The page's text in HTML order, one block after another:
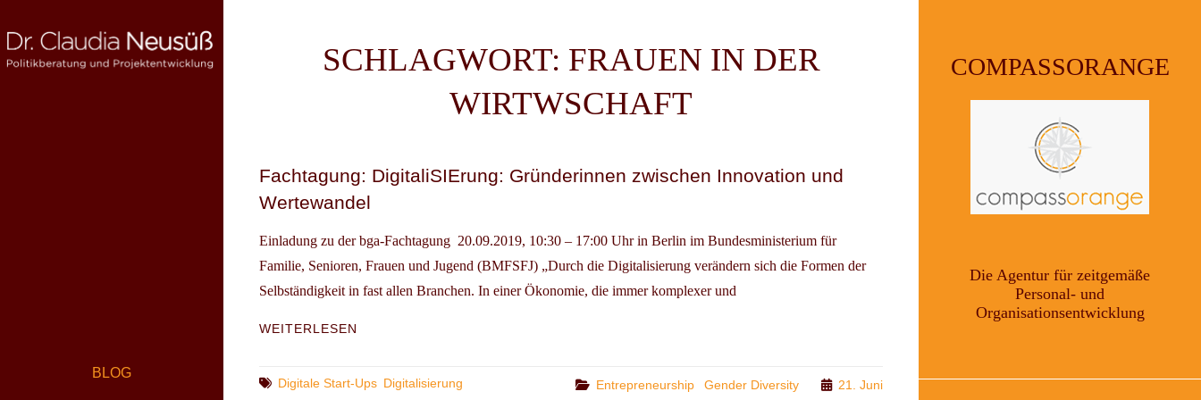
to
content
BLOG
SCHLAGWORT: FRAUEN IN DER
WIRTWSCHAFT
Fachtagung: DigitaliSIErung: Gründerinnen zwischen Innovation und
Wertewandel
Einladung zu der bga-Fachtagung 20.09.2019, 10:30 – 17:00 Uhr in Berlin im Bundesministerium für
Familie, Senioren, Frauen und Jugend (BMFSFJ) „Durch die Digitalisierung verändern sich die Formen der
Selbständigkeit in fast allen Branchen. In einer Ökonomie, die immer komplexer und
WEITERLESEN
ZWISCHEN
Tags
Digitale Start-Ups Digitalisierung
Categories
Entrepreneurship Gender Diversity
21. Juni
COMPASSORANGE
Die Agentur für zeitgemäße
Personal- und
Organisationsentwicklung